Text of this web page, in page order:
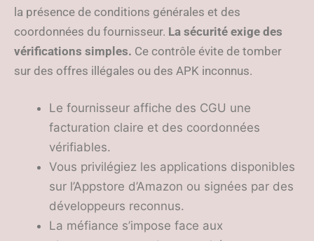
la présence de conditions générales et des
coordonnées du fournisseur. La sécurité exige des
vérifications simples. Ce contrôle évite de tomber
sur des offres illégales ou des APK inconnus.
Le fournisseur affiche des CGU une
facturation claire et des coordonnées
vérifiables.
Vous privilégiez les applications disponibles
sur l’Appstore d’Amazon ou signées par des
développeurs reconnus.
La méfiance s’impose face aux